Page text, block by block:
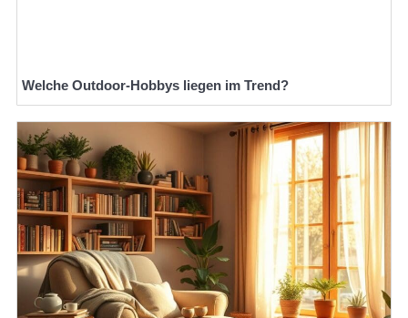
Welche Outdoor-Hobbys liegen im Trend?